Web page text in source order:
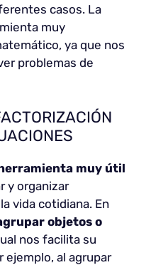
casos. La
muy
ya que nos
problemas de
muy útil
y organizar
vida cotidiana. En
objetos o
nos facilita su
ejemplo, al agrupar